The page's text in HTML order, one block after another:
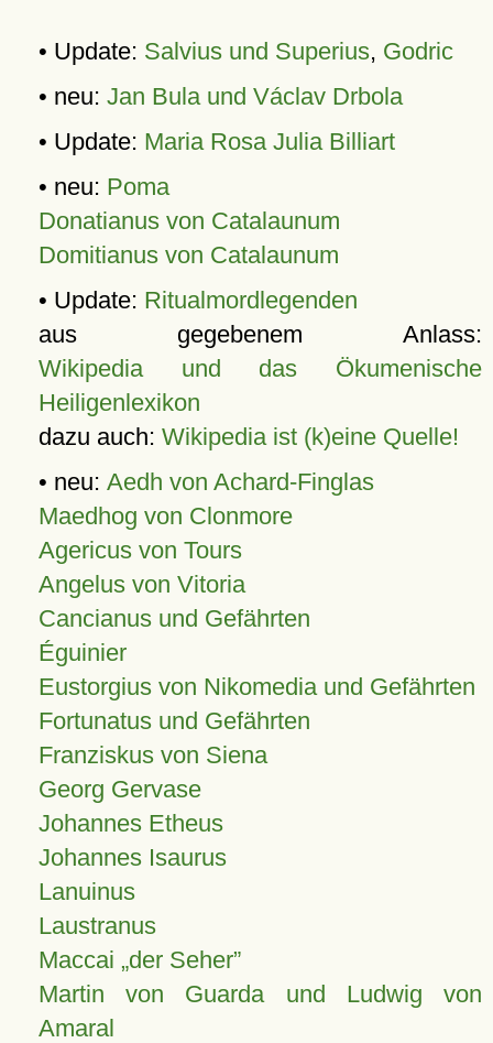
• Update: Salvius und Superius, Godric
• neu: Jan Bula und Václav Drbola
• Update: Maria Rosa Julia Billiart
• neu: Poma
Donatianus von Catalaunum
Domitianus von Catalaunum
• Update: Ritualmordlegenden
aus gegebenem Anlass:
Wikipedia und das Ökumenische
Heiligenlexikon
dazu auch: Wikipedia ist (k)eine Quelle!
• neu: Aedh von Achard-Finglas
Maedhog von Clonmore
Agericus von Tours
Angelus von Vitoria
Cancianus und Gefährten
Éguinier
Eustorgius von Nikomedia und Gefährten
Fortunatus und Gefährten
Franziskus von Siena
Georg Gervase
Johannes Etheus
Johannes Isaurus
Lanuinus
Laustranus
Maccai „der Seher”
Martin von Guarda und Ludwig von
Amaral